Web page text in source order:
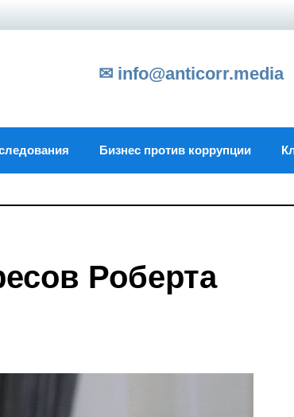
✉ info@anticorr.media
Бизнес против коррупции
Роберта